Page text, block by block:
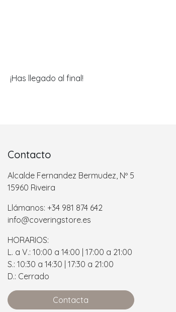
¡Has llegado al final!
Contacto
Alcalde Fernandez Bermudez, Nº 5
15960 Riveira
Llámanos: +34 981 874 642
info@coveringstore.es
HORARIOS:
L. a V.: 10:00 a 14:00 | 17:00 a 21:00
S.: 10:30 a 14:30 | 17:30 a 21:00
D.: Cerrado
Contacta